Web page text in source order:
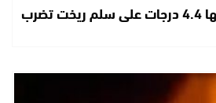
هزة أرضية بلغت قوتها 4.4 درجات على سلم ريخت تضرب